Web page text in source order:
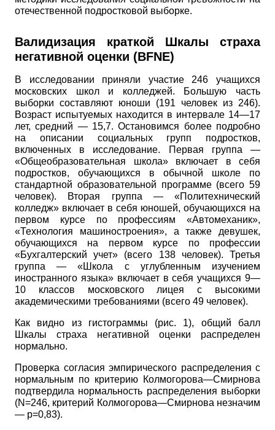
отечественной подростковой выборке.
Валидизация краткой Шкалы страха
негативной оценки (BFNE)
В исследовании приняли участие 246 учащихся
московских школ и колледжей. Большую часть
выборки составляют юноши (191 человек из 246).
Возраст испытуемых находится в интервале 14—17
лет, средний — 15,7. Остановимся более подробно
на описании социальных групп подростков,
включенных в исследование. Первая группа —
«Общеобразовательная школа» включает в себя
подростков, обучающихся в обычной школе по
стандартной образовательной программе (всего 59
человек). Вторая группа — «Политехнический
колледж» включает в себя юношей, обучающихся на
первом курсе по профессиям «Автомеханик»,
«Технология машиностроения», а также девушек,
обучающихся на первом курсе по профессии
«Бухгалтерский учет» (всего 138 человек). Третья
группа — «Школа с углубленным изучением
иностранного языка» включает в себя учащихся 9—
10 классов московского лицея с высокими
академическими требованиями (всего 49 человек).
Как видно из гистограммы (рис. 1), общий балл
Шкалы страха негативной оценки распределен
нормально.
Проверка согласия эмпирического распределения с
нормальным по критерию Колмогорова—Смирнова
подтвердила нормальность распределения выборки
(N=246, критерий Колмогорова—Смирнова незна­чим
— p=0,83).